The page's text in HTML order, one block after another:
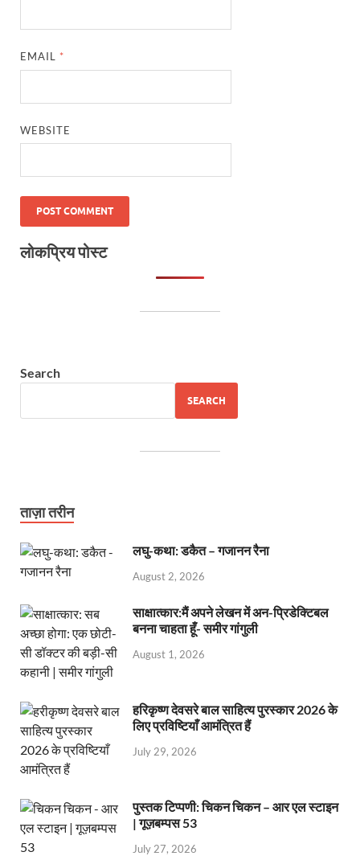
EMAIL *
WEBSITE
लोकप्रिय पोस्ट
Search
SEARCH
ताज़ा तरीन
लघु-कथा: डकैत – गजानन रैना
August 2, 2026
साक्षात्कार:मैं अपने लेखन में अन-प्रिडेक्टिबल
बनना चाहता हूँ- समीर गांगुली
August 1, 2026
हरिकृष्ण देवसरे बाल साहित्य पुरस्कार 2026 के
लिए प्रविष्टियाँ आमंत्रित हैं
July 29, 2026
पुस्तक टिप्पणी: चिकन चिकन – आर एल स्टाइन
| गूज़बम्पस 53
July 27, 2026